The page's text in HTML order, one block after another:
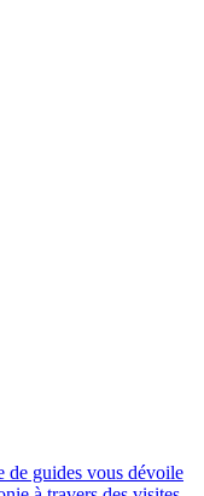
de guides vous dévoile